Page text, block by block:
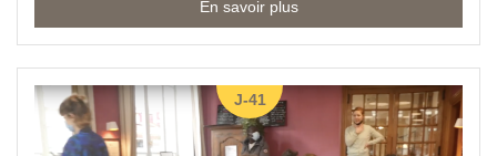
En savoir plus
J-41